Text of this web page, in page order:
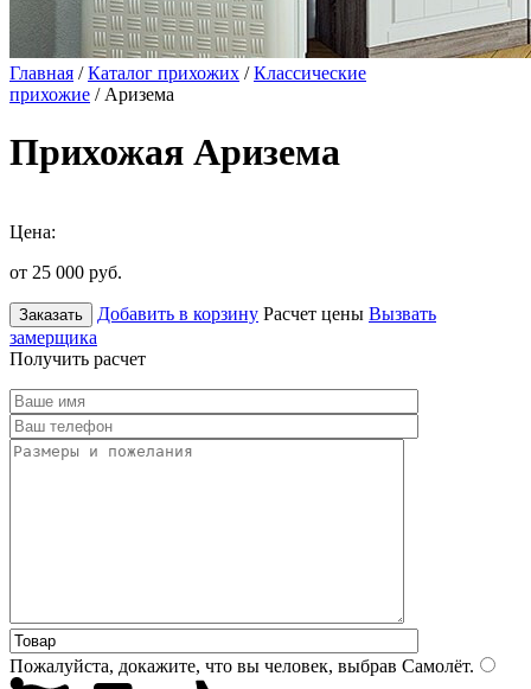
Главная /Каталог прихожих /Классические
прихожие / Аризема
Прихожая Аризема
Цена:
от 25 000 руб.
Заказать Добавить в корзину Расчет цены Вызвать
замерщика
Получить расчет
Пожалуйста, докажите, что вы человек, выбрав Самолёт.